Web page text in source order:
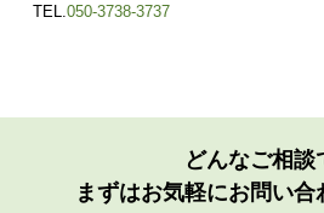
TEL. 050-3738-3737
どんなご相談
まずはお気軽にお問い合